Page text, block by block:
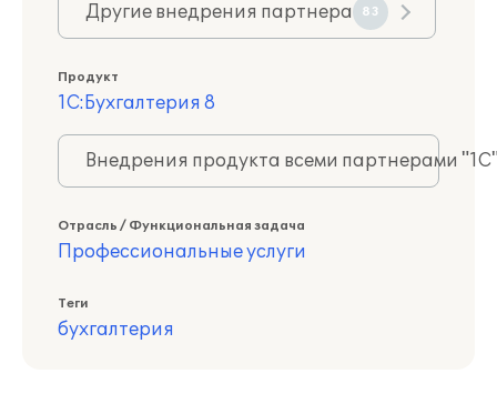
Другие внедрения партнера 83
Продукт
1С:Бухгалтерия 8
Внедрения продукта всеми партнерами
Отрасль / Функциональная задача
Профессиональные услуги
Теги
бухгалтерия